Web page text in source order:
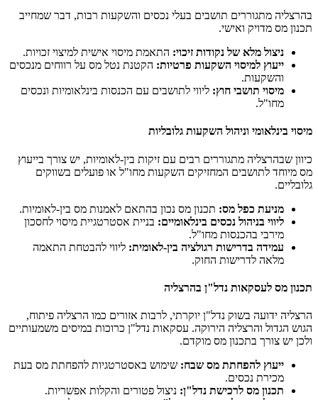
בהרצליה מתגוררים תושבים בעלי נכסים והשקעות רבות, דבר שמחייב
תכנון מס מדויק ואישי.
ניצול מלא של נקודות זיכוי: התאמת מיסוי אישית למיצוי זכויות.
ייעוץ למיסוי השקעות פרטיות: הקטנת נטל מס על רווחים מנכסים
והשקעות.
מיסוי תושבי חוץ: ליווי לתושבים עם הכנסות בינלאומיות ונכסים
מחו"ל.
מיסוי בינלאומי וניהול השקעות גלובליות
כיוון שבהרצליה מתגוררים רבים עם זיקות בין-לאומיות, יש צורך בייעוץ
מס מיוחד לתושבים המחזיקים השקעות מחו"ל או פועלים בשווקים
גלובליים.
מניעת כפל מס: תכנון מס נכון בהתאם לאמנות מס בין-לאומיות.
ליווי בניהול נכסים בינלאומיים: בניית אסטרטגיית מיסוי לחסכון
מירבי בהכנסות מחו"ל.
עמידה בדרישות רגולציה בין-לאומית: ליווי להבטחת התאמה
מלאה לדרישות החוק.
תכנון מס לעסקאות נדל"ן בהרצליה
הרצליה ידועה בשוק נדל"ן יוקרתי, לרבות אזורים כמו הרצליה פיתוח,
הגוש הגדול והרצליה הירוקה. עסקאות נדל"ן כרוכות במיסים משמעותיים
ולכן יש צורך בתכנון מס מוקדם.
ייעוץ להפחתת מס שבח: שימוש באסטרטגיות להפחתת מס בעת
מכירת נכסים.
תכנון מס לרכישת נדל"ן: ניצול פטורים והקלות אפשריות.